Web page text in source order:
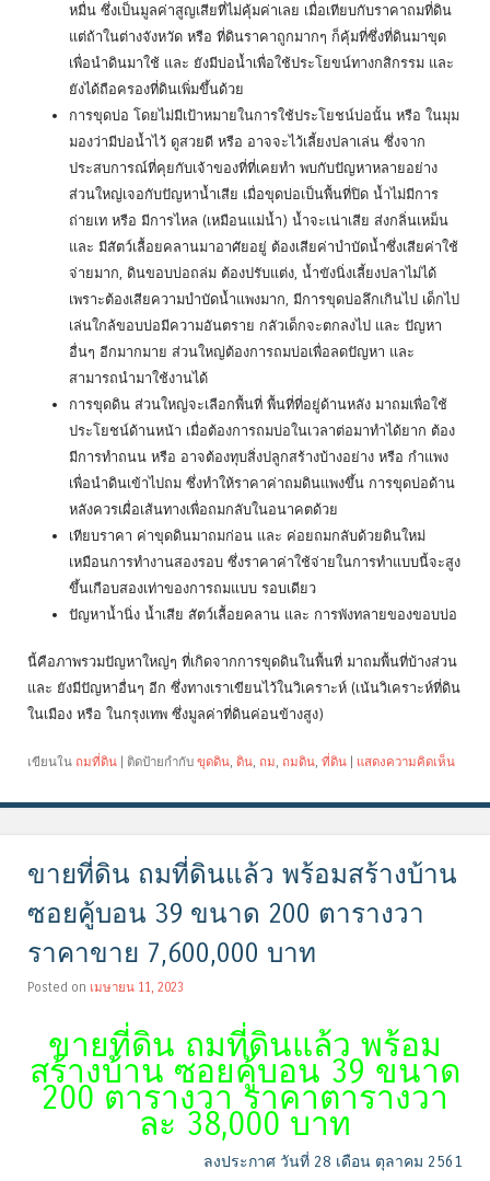
หมื่น ซึ่งเป็นมูลค่าสูญเสียที่ไม่คุ้มค่าเลย เมื่อเทียบกับราคาถมที่ดิน
แต่ถ้าในต่างจังหวัด หรือ ที่ดินราคาถูกมากๆ ก็คุ้มที่ซึ่งที่ดินมาขุด
เพื่อนำดินมาใช้ และ ยังมีบ่อน้ำเพื่อใช้ประโยขน์ทางกสิกรรม และ
ยังได้ถือครองที่ดินเพิ่มขึ้นด้วย
การขุดบ่อ โดยไม่มีเป้าหมายในการใช้ประโยชน์บ่อนั้น หรือ ในมุม
มองว่ามีบ่อน้ำไว้ ดูสวยดี หรือ อาจจะไว้เลี้ยงปลาเล่น ซึ่งจาก
ประสบการณ์ที่คุยกับเจ้าของที่ที่เคยทำ พบกับปัญหาหลายอย่าง
ส่วนใหญ่เจอกับปัญหาน้ำเสีย เมื่อขุดบ่อเป็นพื้นที่ปิด น้ำไม่มีการ
ถ่ายเท หรือ มีการไหล (เหมือนแม่น้ำ) น้ำจะเน่าเสีย ส่งกลิ่นเหม็น
และ มีสัตว์เลื้อยคลานมาอาศัยอยู่ ต้องเสียค่าบำบัดน้ำซึ่งเสียค่าใช้
จ่ายมาก, ดินขอบบ่อถล่ม ต้องปรับแต่ง, น้ำขังนิ่งเลี้ยงปลาไม่ได้
เพราะต้องเสียความบำบัดน้ำแพงมาก, มีการขุดบ่อลึกเกินไป เด็กไป
เล่นใกล้ขอบบ่อมีความอันตราย กลัวเด็กจะตกลงไป และ ปัญหา
อื่นๆ อีกมากมาย ส่วนใหญ่ต้องการถมบ่อเพื่อลดปัญหา และ
สามารถนำมาใช้งานได้
การขุดดิน ส่วนใหญ่จะเลือกพื้นที่ พื้นที่ที่อยู่ด้านหลัง มาถมเพื่อใช้
ประโยชน์ด้านหน้า เมื่อต้องการถมบ่อในเวลาต่อมาทำได้ยาก ต้อง
มีการทำถนน หรือ อาจต้องทุบสิ่งปลูกสร้างบ้างอย่าง หรือ กำแพง
เพื่อนำดินเข้าไปถม ซึ่งทำให้ราคาค่าถมดินแพงขึ้น การขุดบ่อด้าน
หลังควรเผื่อเส้นทางเพื่อถมกลับในอนาคตด้วย
เทียบราคา ค่าขุดดินมาถมก่อน และ ค่อยถมกลับด้วยดินใหม่
เหมือนการทำงานสองรอบ ซึ่งราคาค่าใช้จ่ายในการทำแบบนี้จะสูง
ขึ้นเกือบสองเท่าของการถมแบบ รอบเดียว
ปัญหาน้ำนิ่ง น้ำเสีย สัตว์เลื้อยคลาน และ การพังทลายของขอบบ่อ
นี้คือภาพรวมปัญหาใหญ่ๆ ที่เกิดจากการขุดดินในพื้นที่ มาถมพื้นที่บ้างส่วน
และ ยังมีปัญหาอื่นๆ อีก ซึ่งทางเราเขียนไว้ในวิเคราะห์ (เน้นวิเคราะห์ที่ดิน
ในเมือง หรือ ในกรุงเทพ ซึ่งมูลค่าที่ดินค่อนข้างสูง)
เขียนใน ถมที่ดิน ติดป้ายกำกับ ขุดดิน, ดิน, ถม, ถมดิน, ที่ดิน แสดงความคิดเห็น
ขายที่ดิน ถมที่ดินแล้ว พร้อมสร้างบ้าน
ซอยคู้บอน 39 ขนาด 200 ตารางวา
ราคาขาย 7,600,000 บาท
Posted on เมษายน 11, 2023
ขายที่ดิน ถมที่ดินแล้ว พร้อม
สร้างบ้าน ซอยคู้บอน 39 ขนาด
200 ตารางวา ราคาตารางวา
ละ 38,000 บาท
ลงประกาศ วันที่ 28 เดือน ตุลาคม 2561